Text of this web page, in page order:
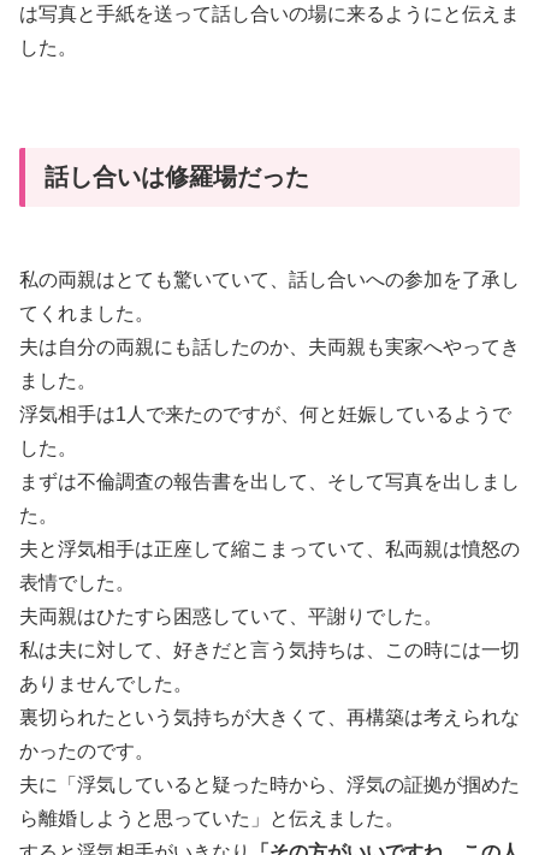
は写真と手紙を送って話し合いの場に来るようにと伝えま
した。
話し合いは修羅場だった
私の両親はとても驚いていて、話し合いへの参加を了承し
てくれました。
夫は自分の両親にも話したのか、夫両親も実家へやってき
ました。
浮気相手は1人で来たのですが、何と妊娠しているようで
した。
まずは不倫調査の報告書を出して、そして写真を出しまし
た。
夫と浮気相手は正座して縮こまっていて、私両親は憤怒の
表情でした。
夫両親はひたすら困惑していて、平謝りでした。
私は夫に対して、好きだと言う気持ちは、この時には一切
ありませんでした。
裏切られたという気持ちが大きくて、再構築は考えられな
かったのです。
夫に「浮気していると疑った時から、浮気の証拠が掴めた
ら離婚しようと思っていた」と伝えました。